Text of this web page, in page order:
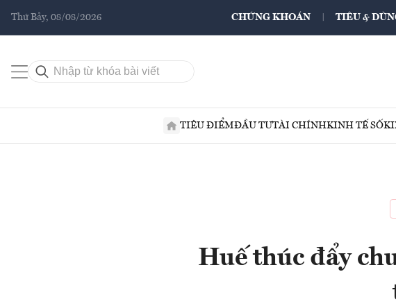
Thứ Bảy, 08/08/2026 CHỨNG KHOÁN TIÊU &
TIÊU ĐIỂMĐẦU TƯTÀI CHÍNHKINH TẾ SỐ
Huế thúc đẩy